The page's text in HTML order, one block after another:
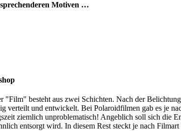
Motiven …
besteht aus zwei Schichten. Nach der
verteilt und entwickelt. Bei Polaroidfilmen gab es je
ziemlich unproblematisch! Angeblich soll sich die
entsorgt wird. In diesem Rest steckt je nach